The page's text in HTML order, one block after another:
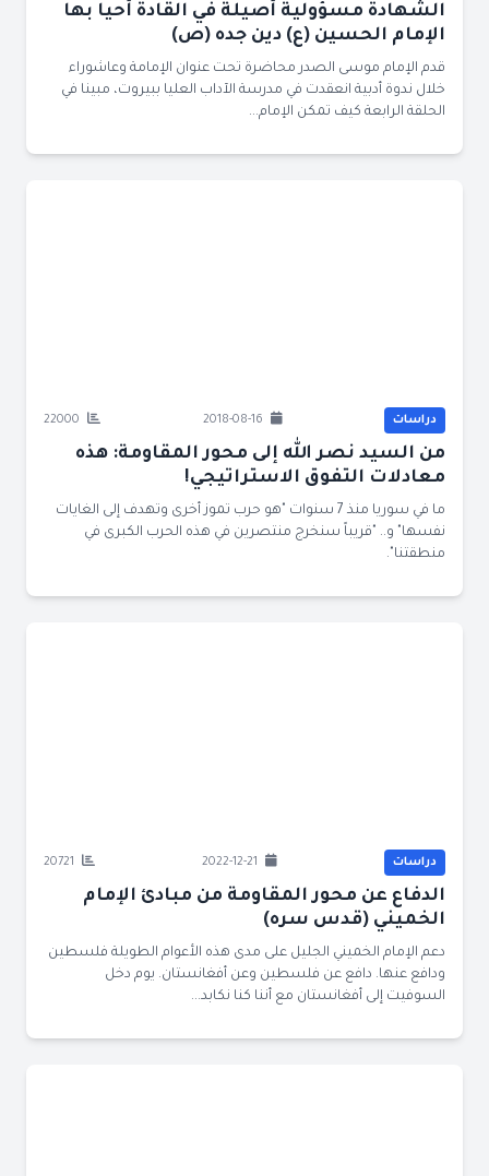
الشهادة مسؤولية أصيلة في القادة أحيا بها
الإمام الحسين (ع) دين جده (ص)
قدم الإمام موسى الصدر محاضرة تحت عنوان الإمامة وعاشوراء
خلال ندوة أدبية انعقدت في مدرسة الآداب العليا ببيروت، مبينا في
الحلقة الرابعة كيف تمكن الإمام...
دراسات
من السيد نصر الله إلى محور المقاومة: هذه
معادلات التفوق الاستراتيجي!
ما في سوريا منذ 7 سنوات "هو حرب تموز أخرى وتهدف إلى الغايات
نفسها" و.. "قريباً سنخرج منتصرين في هذه الحرب الكبرى في
منطقتنا".
دراسات
الدفاع عن محور المقاومة من مبادئ الإمام
الخميني (قدس سره)
دعم الإمام الخميني الجليل على مدى هذه الأعوام الطويلة فلسطين
ودافع عنها. دافع عن فلسطين وعن أفغانستان. يوم دخل
السوفيت إلى أفغانستان مع أننا كنا نكابد...